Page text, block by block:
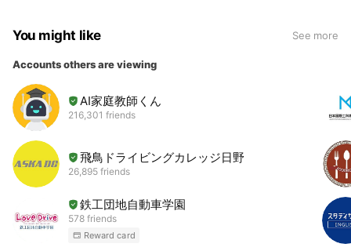
You might like See more
Accounts others are viewing
AI家庭教師くん
216,301 friends
飛鳥ドライビングカレッジ日野
26,895 friends
鉄工団地自動車学園
578 friends
Reward card